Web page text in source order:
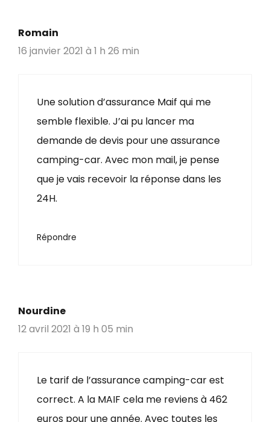
Romain
16 janvier 2021 à 1 h 26 min
Une solution d’assurance Maif qui me
semble flexible. J’ai pu lancer ma
demande de devis pour une assurance
camping-car. Avec mon mail, je pense
que je vais recevoir la réponse dans les
24H.
Répondre
Nourdine
12 avril 2021 à 19 h 05 min
Le tarif de l’assurance camping-car est
correct. A la MAIF cela me reviens à 462
euros pour une année. Avec toutes les